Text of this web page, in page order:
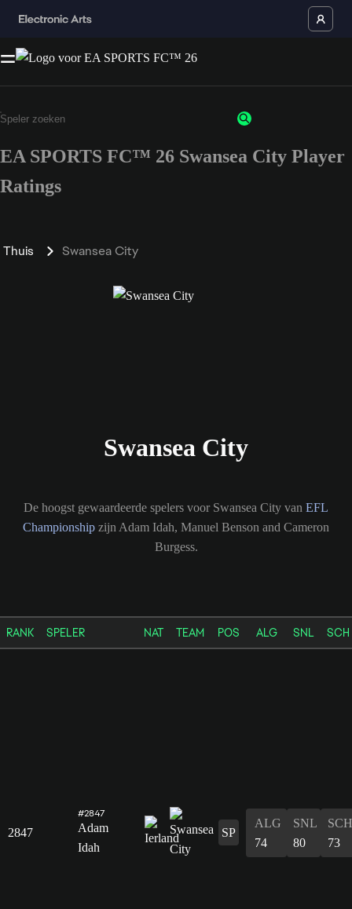
EA SPORTS FC™ 26 Swansea City Player
Ratings
Thuis Swansea City
Swansea City
De hoogst gewaardeerde spelers voor Swansea City van EFL
Championship zijn Adam Idah, Manuel Benson and Cameron
Burgess.
RANK SPELER NAT TEAM POS ALG SNL SCH
2847
#2847
Adam
Idah
SP
ALG
74
SNL
80
SCH
73